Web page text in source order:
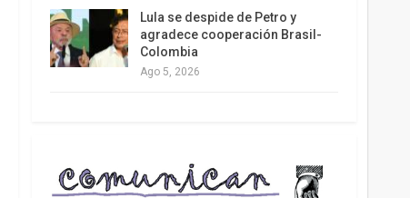
Lula se despide de Petro y
agradece cooperación Brasil-
Colombia
Ago 5, 2026